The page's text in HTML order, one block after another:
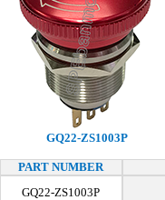
GQ22-ZS1003P
PART NUMBER
GQ22-ZS1003P